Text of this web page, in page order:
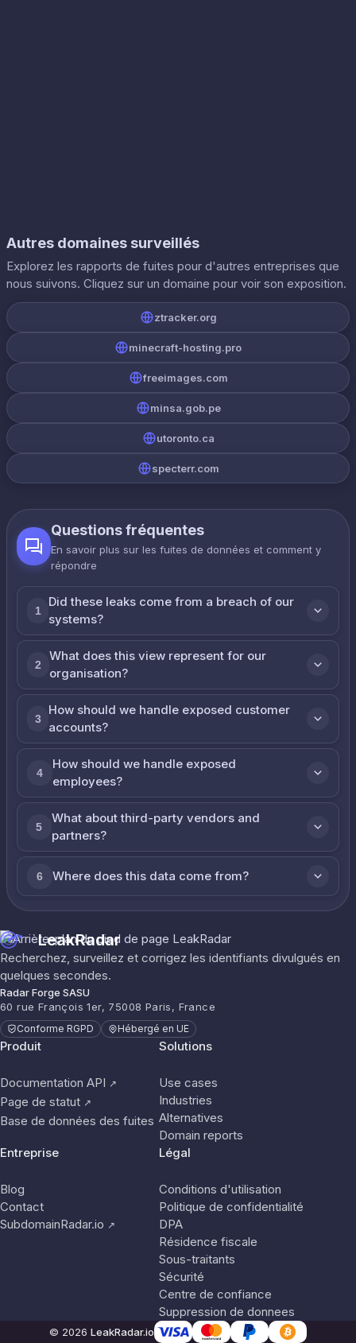
Autres domaines surveillés
Explorez les rapports de fuites pour d'autres entreprises que
nous suivons. Cliquez sur un domaine pour voir son exposition.
ztracker.org
minecraft-hosting.pro
freeimages.com
minsa.gob.pe
utoronto.ca
specterr.com
Questions fréquentes
En savoir plus sur les fuites de données et comment y
répondre
1
Did these leaks come from a breach of our
systems?
2
What does this view represent for our
organisation?
3
How should we handle exposed customer
accounts?
4
How should we handle exposed
employees?
5
What about third-party vendors and
partners?
6 Where does this data come from?
LeakRadar
Recherchez, surveillez et corrigez les identifiants divulgués en
quelques secondes.
Radar Forge SASU
60 rue François 1er, 75008 Paris, France
Conforme RGPD Hébergé en UE
Produit
Documentation API ↗
Page de statut ↗
Base de données des fuites
Solutions
Use cases
Industries
Alternatives
Domain reports
Entreprise
Blog
Contact
SubdomainRadar.io ↗
Légal
Conditions d'utilisation
Politique de confidentialité
DPA
Résidence fiscale
Sous-traitants
Sécurité
Centre de confiance
Suppression de donnees
© 2026 LeakRadar.io